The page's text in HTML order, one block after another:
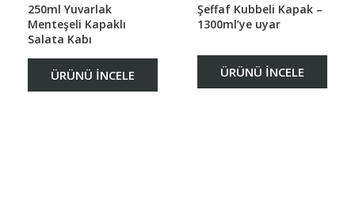
250ml Yuvarlak
Menteşeli Kapaklı
Salata Kabı
ÜRÜNÜ İNCELE
Şeffaf Kubbeli Kapak –
1300ml’ye uyar
ÜRÜNÜ İNCELE